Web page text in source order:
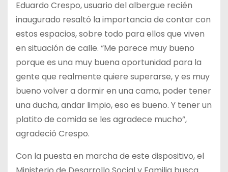
Eduardo Crespo, usuario del albergue recién
inaugurado resaltó la importancia de contar con
estos espacios, sobre todo para ellos que viven
en situación de calle. “Me parece muy bueno
porque es una muy buena oportunidad para la
gente que realmente quiere superarse, y es muy
bueno volver a dormir en una cama, poder tener
una ducha, andar limpio, eso es bueno. Y tener un
platito de comida se les agradece mucho”,
agradeció Crespo.
Con la puesta en marcha de este dispositivo, el